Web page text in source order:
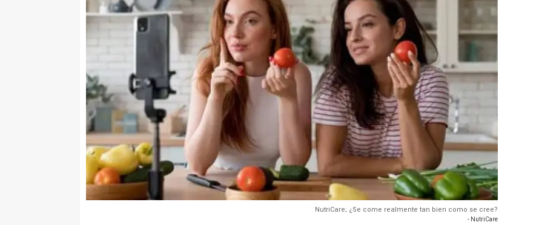
NutriCare; ¿Se come realmente tan bien como se cree?
- NutriCare